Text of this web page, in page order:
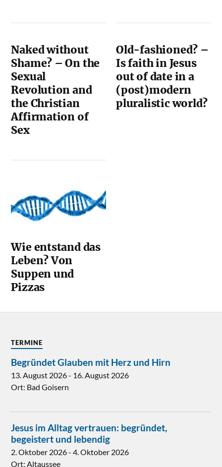
Naked without
Shame? – On the
Sexual
Revolution and
the Christian
Affirmation of
Sex
Old-fashioned? –
Is faith in Jesus
out of date in a
(post)modern
pluralistic world?
Wie entstand das
Leben? Von
Suppen und
Pizzas
TERMINE
Begründet Glauben mit Herz und Hirn
13. August 2026- 16. August 2026
Ort: Bad Goisern
Jesus im Alltag vertrauen: begründet,
begeistert und lebendig
2. Oktober 2026-4. Oktober 2026
Ort: Altaussee